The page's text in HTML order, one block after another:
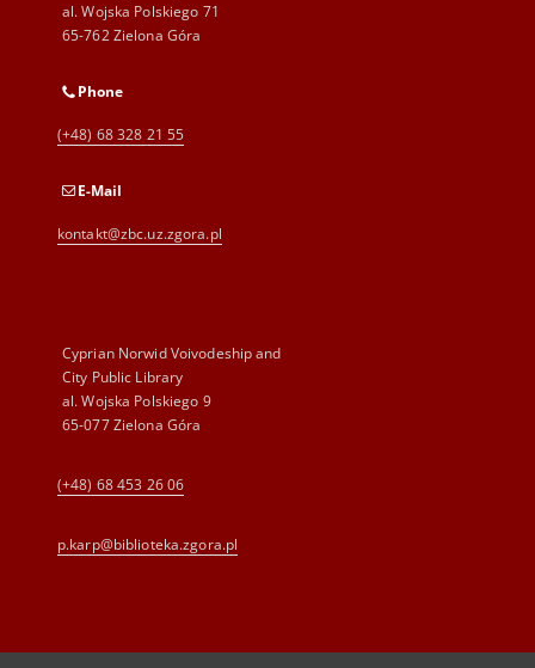
al. Wojska Polskiego 71
65-762 Zielona Góra
Phone
(+48) 68 328 21 55
E-Mail
kontakt@zbc.uz.zgora.pl
Cyprian Norwid Voivodeship and
City Public Library
al. Wojska Polskiego 9
65-077 Zielona Góra
(+48) 68 453 26 06
p.karp@biblioteka.zgora.pl